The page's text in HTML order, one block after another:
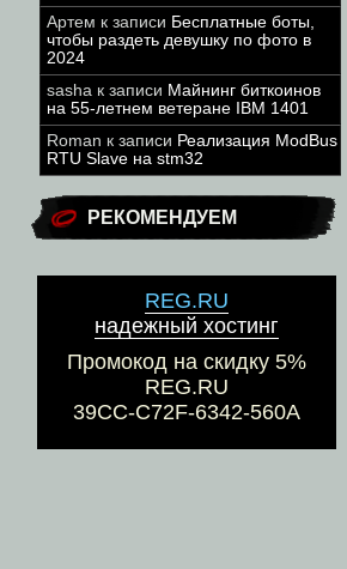
Артем к записи Бесплатные боты,
чтобы раздеть девушку по фото в
2024
sasha к записи Майнинг биткоинов
на 55-летнем ветеране IBM 1401
Roman к записи Реализация ModBus
RTU Slave на stm32
РЕКОМЕНДУЕМ
REG.RU
надежный хостинг
Промокод на скидку 5%
REG.RU
39CC-C72F-6342-560A